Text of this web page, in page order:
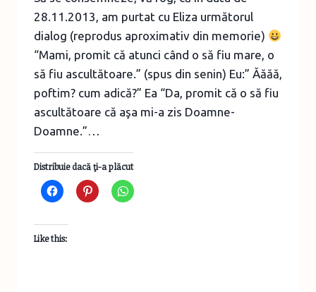
28.11.2013, am purtat cu Eliza următorul
dialog (reprodus aproximativ din memorie)
“Mami, promit că atunci când o să fiu mare, o
să fiu ascultătoare.” (spus din senin) Eu:” Ăăăă,
poftim? cum adică?” Ea “Da, promit că o să fiu
ascultătoare că aşa mi-a zis Doamne-
Doamne.”…
Distribuie dacă ţi-a plăcut
Like this: